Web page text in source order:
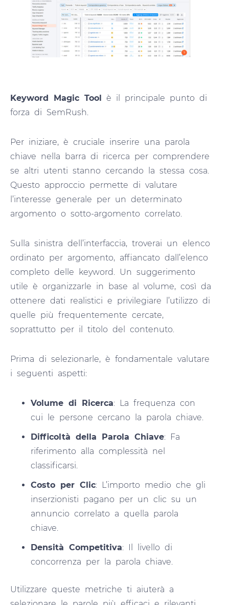
Keyword Magic Tool
è il principale punto di
forza di SemRush.
Per iniziare, è cruciale inserire una parola
chiave nella barra di ricerca per comprendere
se altri utenti stanno cercando la stessa cosa.
Questo approccio permette di valutare
l’interesse generale per un determinato
argomento o sotto-argomento correlato.
Sulla sinistra dell’interfaccia, troverai un elenco
ordinato per argomento, affiancato dall’elenco
completo delle keyword. Un suggerimento
utile è organizzarle in base al volume, così da
ottenere dati realistici e privilegiare l’utilizzo di
quelle più frequentemente cercate,
soprattutto per il titolo del contenuto.
Prima di selezionarle, è fondamentale valutare
i seguenti aspetti:
Volume di Ricerca: La frequenza con
cui le persone cercano la parola chiave.
Difficoltà della Parola Chiave: Fa
riferimento alla complessità nel
classificarsi.
Costo per Clic: L’importo medio che gli
inserzionisti pagano per un clic su un
annuncio correlato a quella parola
chiave.
Densità Competitiva: Il livello di
concorrenza per la parola chiave.
Utilizzare queste metriche ti aiuterà a